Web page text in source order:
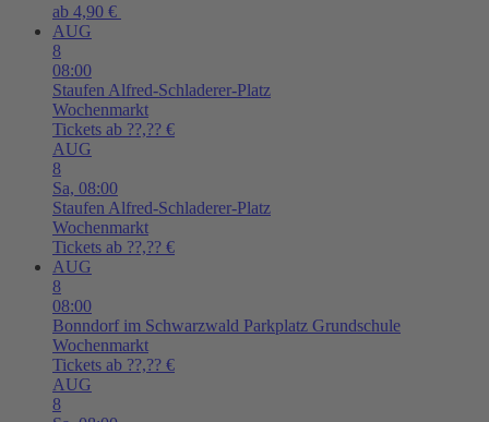
ab 4,90 €
AUG
8
08:00
Staufen Alfred-Schladerer-Platz
Wochenmarkt
Tickets ab ??,?? €
AUG
8
Sa, 08:00
Staufen Alfred-Schladerer-Platz
Wochenmarkt
Tickets ab ??,?? €
AUG
8
08:00
Bonndorf im Schwarzwald Parkplatz Grundschule
Wochenmarkt
Tickets ab ??,?? €
AUG
8